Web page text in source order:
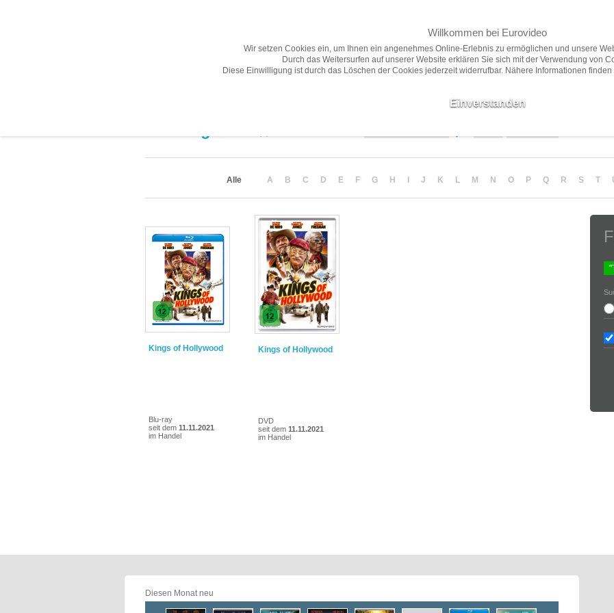
Home Filme
Alle A B C D E F G H J K L M N O P Q R S T
Kings of Hollywood
Blu-ray
seit dem 11.11.2021
im Handel
Kings of Hollywood
DVD
seit dem 11.11.2021
im Handel
Diesen Monat neu
Willkommen bei Eurovideo
Wir setzen Cookies ein, um Ihnen ein angenehmes Online-Erlebnis zu ermöglichen und unsere
Durch das Weitersurfen auf unserer Website erklären Sie sich mit der Verwendung von
Diese Einwilligung ist durch das Löschen der Cookies jederzeit widerrufbar. Nähere Informationen
Einverstanden